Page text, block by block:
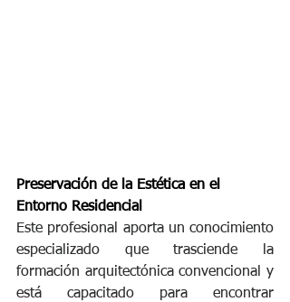
Preservación de la Estética en el
Entorno Residencial
Este profesional aporta un conocimiento
especializado que trasciende la
formación arquitectónica convencional y
está capacitado para encontrar